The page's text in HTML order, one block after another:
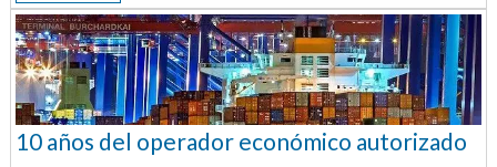
10 años del operador económico autorizado